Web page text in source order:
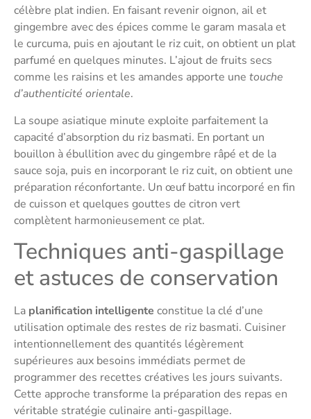
célèbre plat indien. En faisant revenir oignon, ail et
gingembre avec des épices comme le garam masala et
le curcuma, puis en ajoutant le riz cuit, on obtient un plat
parfumé en quelques minutes. L’ajout de fruits secs
comme les raisins et les amandes apporte une touche
d’authenticité orientale.
La soupe asiatique minute exploite parfaitement la
capacité d’absorption du riz basmati. En portant un
bouillon à ébullition avec du gingembre râpé et de la
sauce soja, puis en incorporant le riz cuit, on obtient une
préparation réconfortante. Un œuf battu incorporé en fin
de cuisson et quelques gouttes de citron vert
complètent harmonieusement ce plat.
Techniques anti-gaspillage
et astuces de conservation
La planification intelligente constitue la clé d’une
utilisation optimale des restes de riz basmati. Cuisiner
intentionnellement des quantités légèrement
supérieures aux besoins immédiats permet de
programmer des recettes créatives les jours suivants.
Cette approche transforme la préparation des repas en
véritable stratégie culinaire anti-gaspillage.